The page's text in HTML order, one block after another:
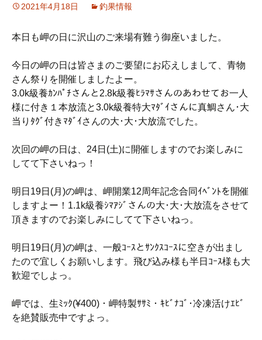
2021年4月18日 釣果情報
本日も岬の日に沢山のご来場有難う御座いました。
今日の岬の日は皆さまのご要望にお応えしまして、青物
さん祭りを開催しましたよー。
3.0k級養ｶﾝﾊﾟﾁさんと2.8k級養ﾋﾗﾏｻさんのあわせてお一人
様に付き１本放流と3.0k級養特大ﾏﾀﾞｲさんに真鯛さん･大
当りﾀｸﾞ付きﾏﾀﾞｲさんの大･大･大放流でした。
次回の岬の日は、24日(土)に開催しますのでお楽しみに
してて下さいねっ！
明日19日(月)の岬は、岬開業12周年記念合同ｲﾍﾞﾝﾄを開催
しますよー！1.1k級養ｼﾏｱｼﾞさんの大･大･大放流をさせて
頂きますのでお楽しみにしてて下さいねっ。
明日19日(月)の岬は、一般ｺｰｽとｻﾝｸｽｺｰｽに空きが出まし
たので宜しくお願いします。飛び込み様も半日ｺｰｽ様も大
歓迎でしよっ。
岬では、生ﾐｯｸ(¥400)・岬特製ｻｻﾐ・ｷﾋﾞﾅｺﾞ･冷凍活けｴﾋﾞ
を絶賛販売中ですよっ。